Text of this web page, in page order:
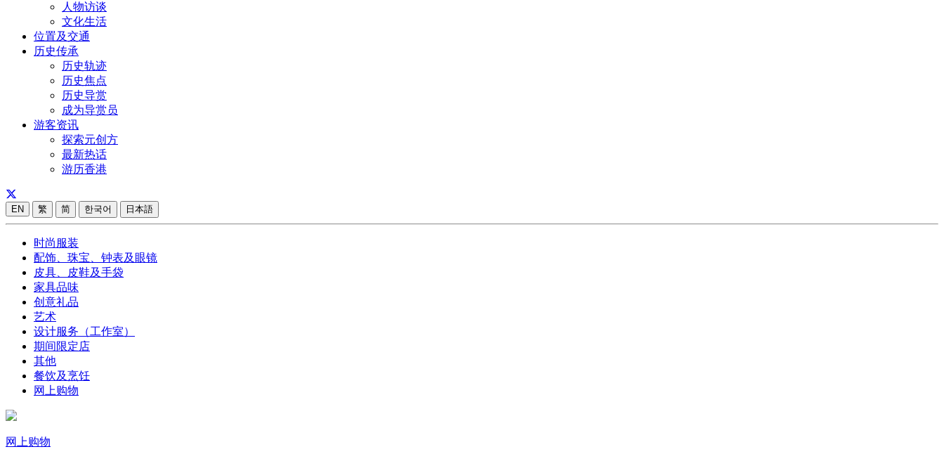
人物访谈
文化生活
位置及交通
历史传承
历史轨迹
历史焦点
历史导赏
成为导赏员
游客资讯
探索元创方
最新热话
游历香港
EN 繁 简 한국어 日本語
时尚服装
配饰、珠宝、钟表及眼镜
皮具、皮鞋及手袋
家具品味
创意礼品
艺术
设计服务（工作室）
期间限定店
其他
餐饮及烹饪
网上购物
网上购物